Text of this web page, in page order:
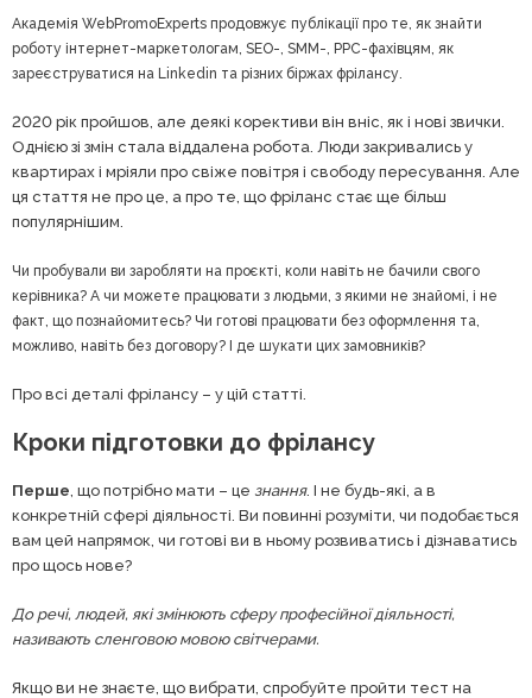
Академія WebPromoExperts продовжує публікації про те, як знайти
роботу інтернет-маркетологам, SEO-, SMM-, PPC-фахівцям, як
зареєструватися на Linkedin та різних біржах фрілансу.
2020 рік пройшов, але деякі корективи він вніс, як і нові звички.
Однією зі змін стала віддалена робота. Люди закривались у
квартирах і мріяли про свіже повітря і свободу пересування. Але
ця стаття не про це, а про те, що фріланс стає ще більш
популярнішим.
Чи пробували ви заробляти на проєкті, коли навіть не бачили свого
керівника? А чи можете працювати з людьми, з якими не знайомі, і не
факт, що познайомитесь? Чи готові працювати без оформлення та,
можливо, навіть без договору? І де шукати цих замовників?
Про всі деталі фрілансу – у цій статті.
Кроки підготовки до фрілансу
Перше, що потрібно мати – це знання. І не будь-які, а в
конкретній сфері діяльності. Ви повинні розуміти, чи подобається
вам цей напрямок, чи готові ви в ньому розвиватись і дізнаватись
про щось нове?
До речі, людей, які змінюють сферу професійної діяльності,
називають сленговою мовою світчерами.
Якщо ви не знаєте, що вибрати, спробуйте пройти тест на